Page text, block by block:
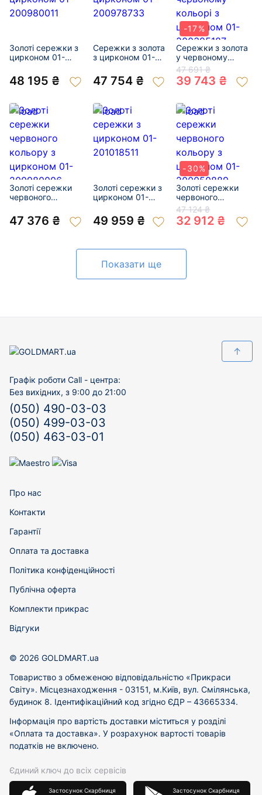
Золоті сережки з
цирконом 01-
48 195 ₴
Сережки з золота
з цирконом 01-
47 754 ₴
-17%
Сережки з золота
у червоному
кольорі з
цирконом 01-
200395187
47 691 ₴
39 743 ₴
Золоті сережки
червоного
цирконом 01-
200980006
47 376 ₴
Золоті сережки з
цирконом 01-
49 959 ₴
-30%
Золоті сережки
червоного
кольору з
цирконом 01-
200050889
47 124 ₴
32 912 ₴
Показати ще
↑
Графік роботи Call - центра:
Без вихідних, з 9:00 до 21:00
(050) 490-03-03
(050) 499-03-03
(050) 463-03-01
Про нас
Контакти
Гарантії
Оплата та доставка
Політика конфіденційності
Публічна оферта
Комплекти прикрас
Відгуки
© 2026 GOLDMART.ua
Товариство з обмеженою відповідальністю «Прикраси
Світу». Місцезнаходження - 03151, м.Київ, вул. Смілянська,
будинок 8. Ідентифікаційний код згідно ЄДР – 43665334.
Інформація про вартість доставки міститься у розділі
«Оплата та доставка». У розрахунок вартості товарів
податків не включено.
Єдиний ключ до всіх сервісів
Застосунок Скарбниця Застосунок Скарбниця